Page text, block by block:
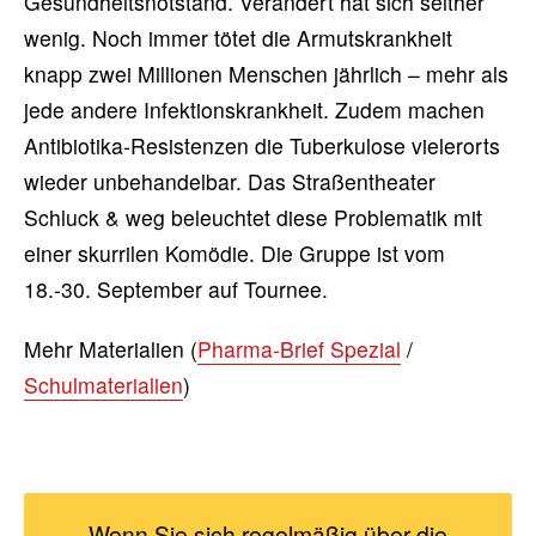
wenig. Noch immer tötet die Armutskrankheit
knapp zwei Millionen Menschen jährlich – mehr als
jede andere Infektionskrankheit. Zudem machen
Antibiotika-Resistenzen die Tuberkulose vielerorts
wieder unbehandelbar. Das Straßentheater
Schluck & weg beleuchtet diese Problematik mit
einer skurrilen Komödie. Die Gruppe ist vom
18.-30. September auf Tournee.
Mehr Materialien (Pharma-Brief Spezial /
Schulmaterialien)